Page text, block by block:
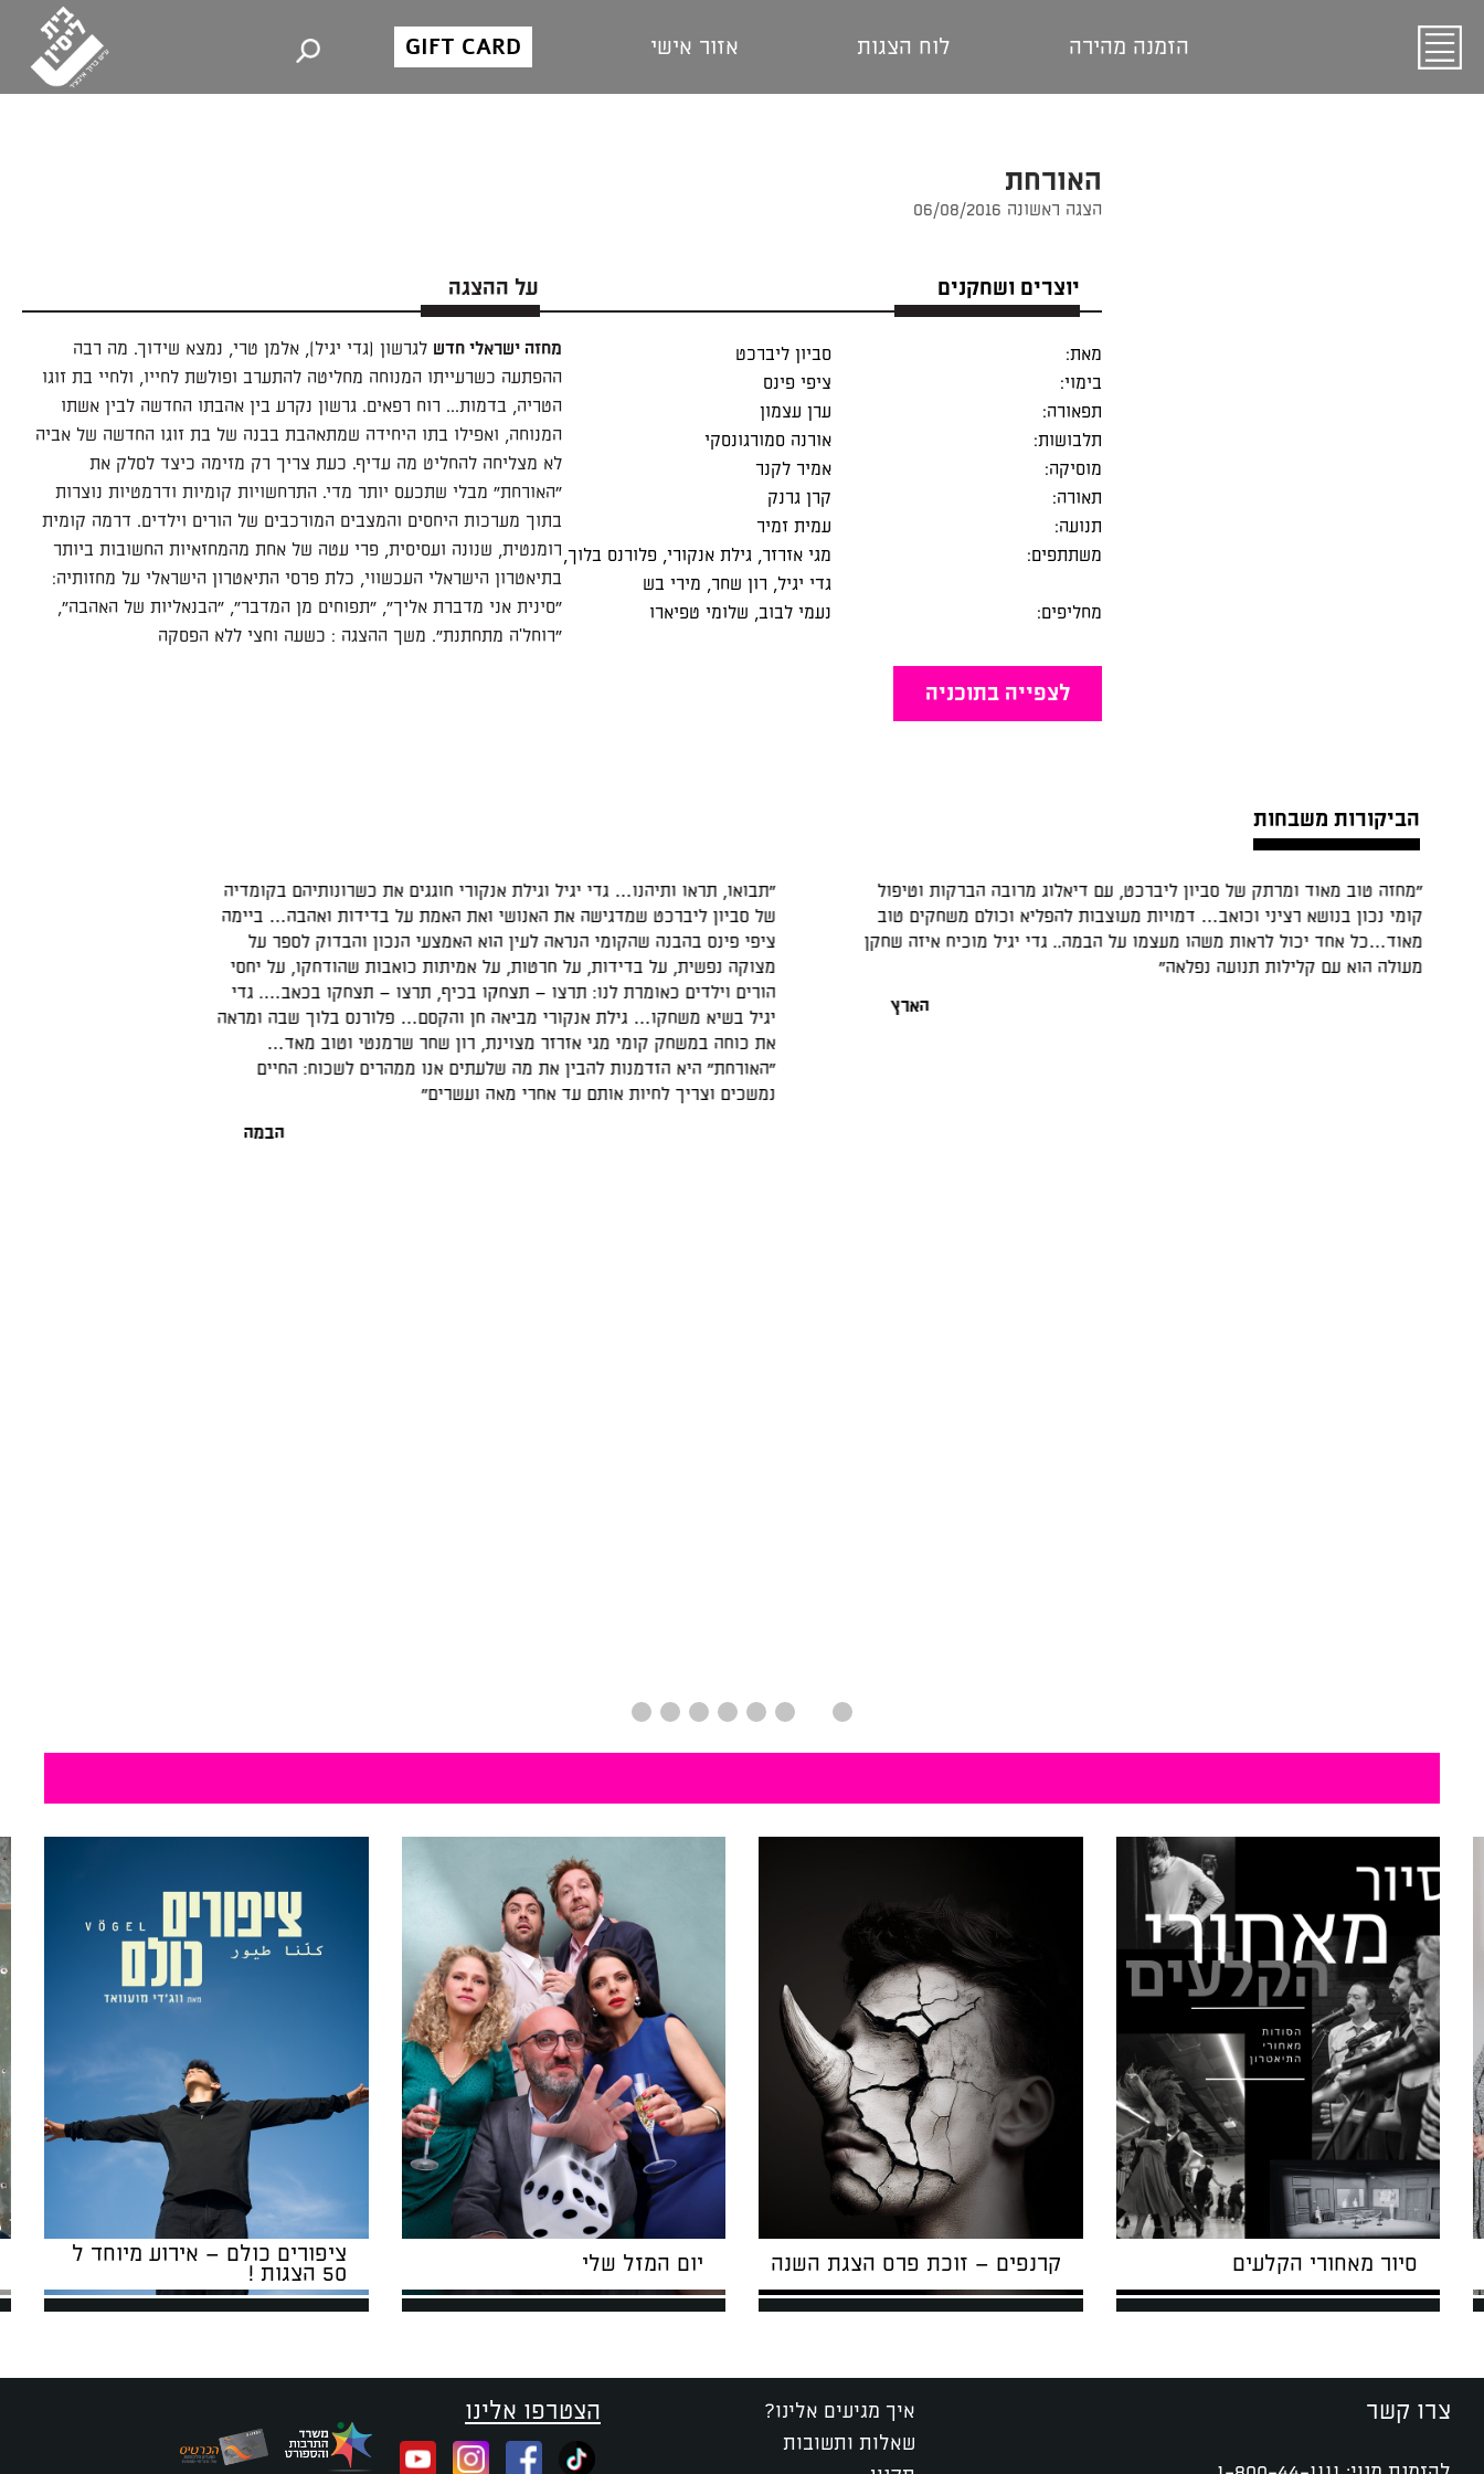
הזמנה מהירה לוח הצגות אזור אישי GIFT CARD
האורחת
הצגה ראשונה 06/08/2016
על ההצגה
מחזה ישראלי חדש לגרשון (גדי יגיל), אלמן טרי, נמצא שידוך. מה רבה
ההפתעה כשרעייתו המנוחה מחליטה להתערב ופולשת לחייו, ולחיי בת זוגו
הטריה, בדמות... רוח רפאים. גרשון נקרע בין אהבתו החדשה לבין אשתו
המנוחה, ואפילו בתו היחידה שמתאהבת בבנה של בת זוגו החדשה של אביה
לא מצליחה להחליט מה עדיף. כעת צריך רק מזימה כיצד לסלק את
"האורחת" מבלי שתכעס יותר מדי. התרחשויות קומיות ודרמטיות נוצרות
בתוך מערכות היחסים והמצבים המורכבים של הורים וילדים. דרמה קומית
רומנטית, שנונה ועסיסית, פרי עטה של אחת מהמחזאיות החשובות ביותר
בתיאטרון הישראלי העכשווי, כלת פרסי התיאטרון הישראלי על מחזותיה:
"סינית אני מדברת אליך", "תפוחים מן המדבר", "הבנאליות של האהבה",
"רוחל'ה מתחתנת". משך ההצגה : כשעה וחצי ללא הפסקה
יוצרים ושחקנים
מאת:
סביון ליברכט
בימוי:
ציפי פינס
תפאורה:
ערן עצמון
תלבושות:
אורנה סמורגונסקי
מוסיקה:
אמיר לקנר
תאורה:
קרן גרנק
תנועה:
עמית זמיר
משתתפים:
מגי אזרזר גילת אנקורי פלורנס בלוך
גדי יגיל
רון שחר
מירי בש
מחליפים:
נעמי לבוב שלומי טפיארו
לצפייה בתוכניה
הביקורות משבחות
ומרתק של סביון ליברכט, עם דיאלוג מרובה הברקות וטיפול
רציני וכואב… דמויות מעוצבות להפליא וכולם משחקים טוב
יכול לראות משהו מעצמו על הבמה.. גדי יגיל מוכיח איזה שחקן
קלילות תנועה נפלאה"
"תבואו, תראו ותיהנו… גדי יגיל וגילת אנקורי חוגגים את כשרונותיהם בקומדיה
של סביון ליברכט שמדגישה את האנושי ואת האמת על בדידות ואהבה… ביימה
ציפי פינס בהבנה שהקומי הנראה לעין הוא האמצעי הנכון והבדוק לספר על
מצוקה נפשית, על בדידות, על חרטות, על אמיתות כואבות שהודחקו, על יחסי
הורים וילדים כאומרת לנו: תרצו – תצחקו בכיף, תרצו – תצחקו בכאב…. גדי
יגיל בשיא משחקו… גילת אנקורי מביאה חן והקסם… פלורנס בלוך שבה ומראה
את כוחה במשחק קומי מגי אזרזר מצוינת, רון שחר שרמנטי וטוב מאד…
"האורחת״ היא הזדמנות להבין את מה שלעתים אנו ממהרים לשכוח: החיים
נמשכים וצריך לחיות אותם עד אחרי מאה ועשרים"
"דרמה קומית רומנטית, שנונה
לפגוש בני זוג שעונים על החלומות
ומעודדת… סצנות קומיות
שמעניקה לנו רצף תובנות על החיים
מורכבותה…"האורחת" על מבחר
של הנאה צרופה תוך מסע במנהרת
סיור מאחורי הקלעים קרנפים – זוכת פרס הצגת השנה יום המזל שלי
ציפורים כולם – אירוע מיוחד ל
50 הצגות !
צרו קשר
איך מגיעים אלינו?
שאלות ותשובות
הצטרפו אלינו